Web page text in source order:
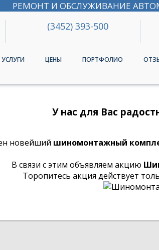
РЕМОНТ И ОБСЛУЖИВАНИЕ
(3452) 393-500
УСЛУГИ ЦЕНЫ ПОРТФОЛИО
У нас для Вас
новейший шиномонтажный
В связи с этим объявляем акцию
Торопитесь акция действует